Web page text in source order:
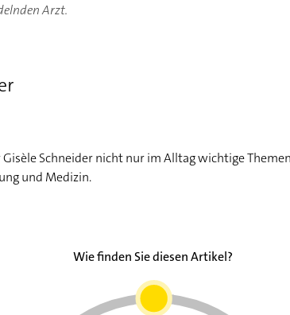
Arzt.
Schneider nicht nur im Alltag wichtige
und Medizin.
Wie finden Sie diesen Artikel?